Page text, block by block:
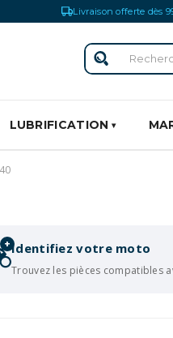
Livraison offerte dès
LUBRIFICATION
+Identifiez votre moto
Trouvez les pièces compatibles